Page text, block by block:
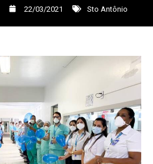
22/03/2021 Sto Antônio